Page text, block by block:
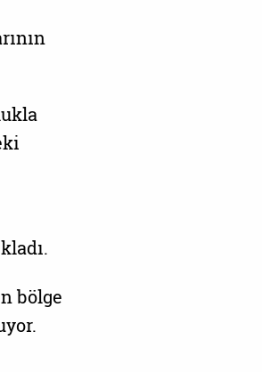
bölge